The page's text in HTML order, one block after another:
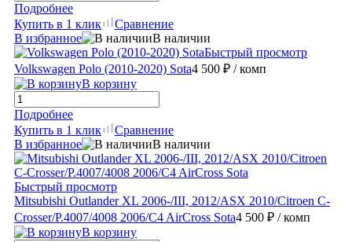
Подробнее
Купить в 1 клик
Сравнение
В избранное
В наличии
Быстрый просмотр
Volkswagen Polo (2010-2020) Sota4 500 ₽ / комп
В корзину
Подробнее
Купить в 1 клик
Сравнение
В избранное
В наличии
Быстрый просмотр
Mitsubishi Outlander XL 2006-/III, 2012/ASX 2010/Citroen C-
Crosser/P.4007/4008 2006/C4 AirCross Sota4 500 ₽ / комп
В корзину